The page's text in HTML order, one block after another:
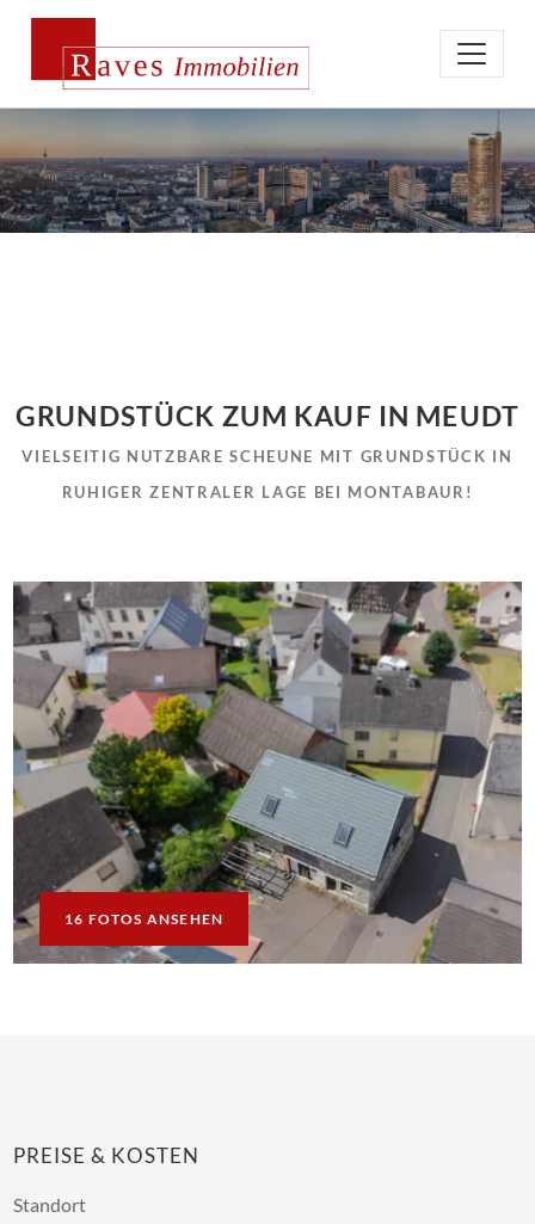
GRUNDSTÜCK ZUM KAUF IN MEUDT
VIELSEITIG NUTZBARE SCHEUNE MIT GRUNDSTÜCK IN
RUHIGER ZENTRALER LAGE BEI MONTABAUR!
16 FOTOS ANSEHEN
PREISE & KOSTEN
Standort